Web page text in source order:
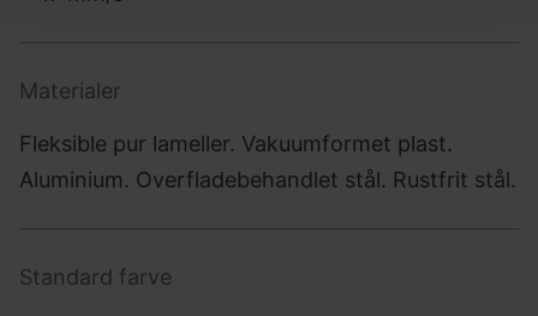
Materialer
Fleksible pur lameller. Vakuumformet plast.
Aluminium. Overfladebehandlet stål. Rustfrit stål.
Standard farve